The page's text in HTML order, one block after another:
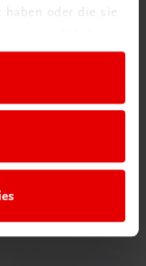
oder die sie